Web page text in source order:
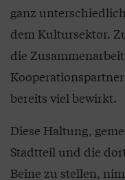
ganz
dem Kultursektor.
die
bereits viel bewirkt.
Diese Haltung,
Stadtteil und die
Beine zu stellen,